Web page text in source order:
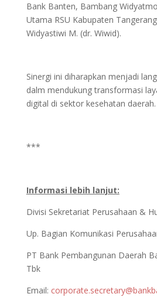
Bank Banten, Bambang
Utama RSU Kabupaten
Widyastiwi M. (dr. Wiwid).
Sinergi ini diharapkan menjadi
dalm mendukung transformasi
digital di sektor kesehatan daerah.
***
Informasi lebih lanjut:
Divisi Sekretariat Perusahaan &
Up. Bagian Komunikasi
PT Bank Pembangunan Daerah
Tbk
Email: